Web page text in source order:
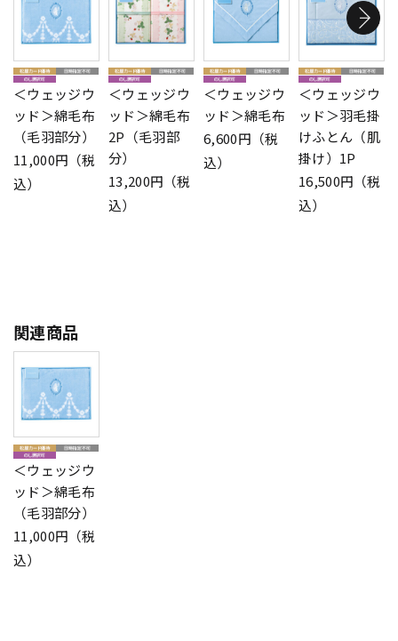
＜ウェッジウ
ッド＞綿毛布
（毛羽部分）
11,000円（税
込）
＜ウェッジウ
ッド＞綿毛布
2P（毛羽部
分）
13,200円（税
込）
＜ウェッジウ
ッド＞綿毛布
6,600円（税
込）
＜ウェッジウ
ッド＞羽毛掛
けふとん（肌
掛け）1P
16,500円（税
込）
関連商品
＜ウェッジウ
ッド＞綿毛布
（毛羽部分）
11,000円（税
込）